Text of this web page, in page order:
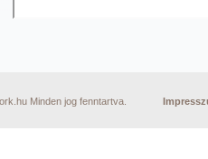
Minden jog fenntartva.